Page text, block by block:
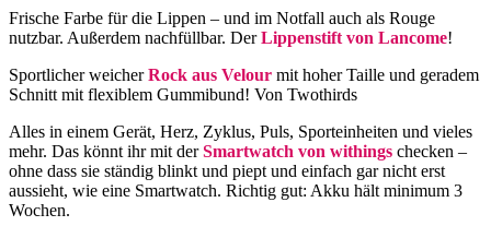
Frische Farbe für die Lippen – und im Notfall auch als Rouge
nutzbar. Außerdem nachfüllbar. DerLippenstift von Lancome!
Sportlicher weicherRock aus Velour mit hoher Taille und geradem
Schnitt mit flexiblem Gummibund! Von Twothirds
Alles in einem Gerät, Herz, Zyklus, Puls, Sporteinheiten und vieles
mehr. Das könnt ihr mit derSmartwatch von withings checken –
ohne dass sie ständig blinkt und piept und einfach gar nicht erst
aussieht, wie eine Smartwatch. Richtig gut: Akku hält minimum 3
Wochen.